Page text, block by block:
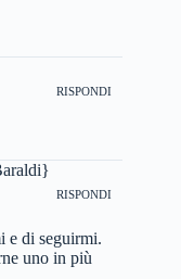
RISPONDI
RISPONDI
e di seguirmi.
uno in più